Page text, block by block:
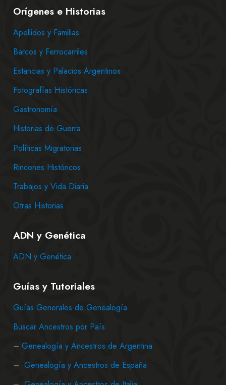
Orígenes e Historias
Apellidos y Familias
Barcos y Ferrocarriles
Estancias y Palacios Argentinos
Fotografías Históricas
Gastronomía
Historias de Guerra
Políticas Migratorias
Rincones Históricos
Trabajos y Vida Diaria
Otras Historias
ADN y Genética
ADN y Genética
Guías y Tutoriales
Guías Generales de Genealogía
Buscar Ancestros por País
– Genealogía y Ancestros de Argentina
– Genealogía y Ancestros de España